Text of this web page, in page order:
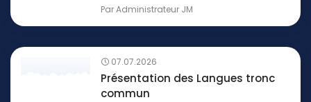
ParAdministrateur JM
07.07.2026
Présentation des Langues tronc
commun